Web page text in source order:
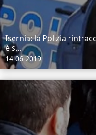
Isernia: la Polizia
è s...
14-06-2019